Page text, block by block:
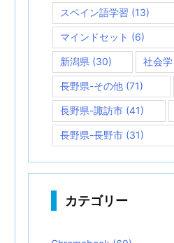
スペイン語学習 (13)
マインドセット (6)
新潟県 (30) 社会学
長野県-その他 (71)
長野県-諏訪市 (41)
長野県-長野市 (31)
カテゴリー